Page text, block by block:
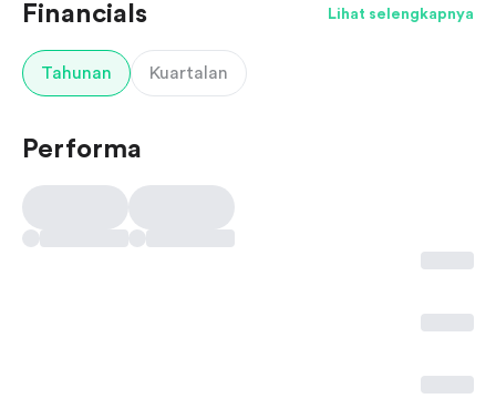
Financials Lihat selengkapnya
Tahunan Kuartalan
Performa